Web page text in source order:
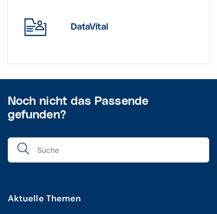
DataVital
Noch nicht das Passende
gefunden?
Aktuelle Themen